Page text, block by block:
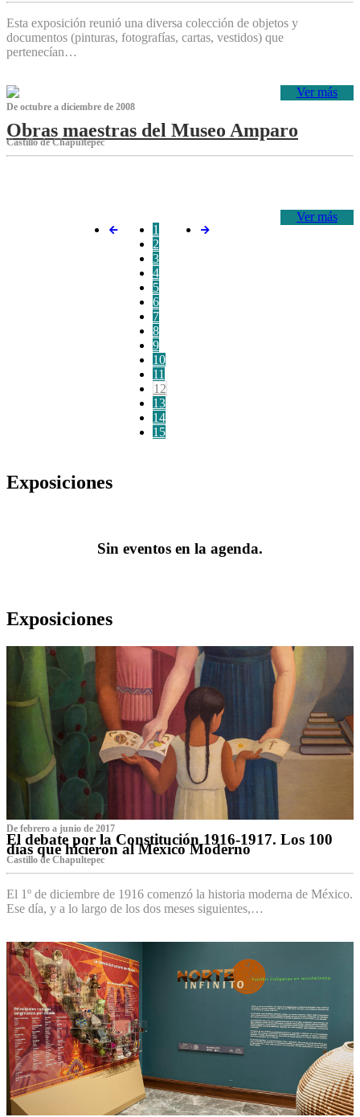
Esta exposición reunió una diversa colección de objetos y
documentos (pinturas, fotografías, cartas, vestidos) que
pertenecían…
Ver más
De octubre a diciembre de 2008
Obras maestras del Museo Amparo
Castillo de Chapultepec
Ver más
1
2
3
4
5
6
7
8
9
10
11
12
13
14
15
Exposiciones
Sin eventos en la agenda.
Exposiciones
De febrero a junio de 2017
El debate por la Constitución 1916-1917. Los 100
días que hicieron al México Moderno
Castillo de Chapultepec
El 1º de diciembre de 1916 comenzó la historia moderna de México.
Ese día, y a lo largo de los dos meses siguientes,…